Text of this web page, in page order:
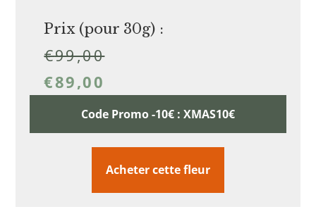
Prix (pour 30g) :
€99,00
€89,00
Code Promo -10€ : XMAS10€
Acheter cette fleur